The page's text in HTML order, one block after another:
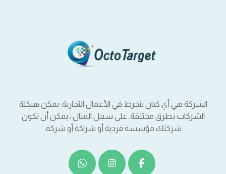
الشركة هي أي كيان ينخرط في الأعمال التجارية. يمكن هيكلة
الشركات بطرق مختلفة. على سبيل المثال ، يمكن أن تكون
شركتك مؤسسة فردية أو شراكة أو شركة.